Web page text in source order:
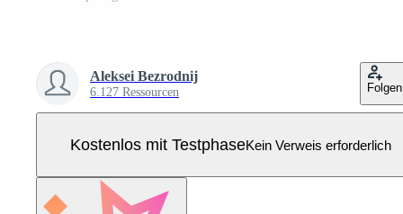
Aleksei Bezrodnij
6.127 Ressourcen Folgen
Kostenlos mit TestphaseKein Verweis erforderlich